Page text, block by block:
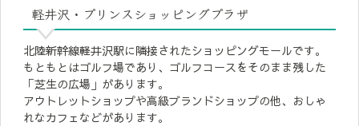
軽井沢・プリンスショッピングプラザ
北陸新幹線軽井沢駅に隣接されたショッピングモールです。
もともとはゴルフ場であり、ゴルフコースをそのまま残した
「芝生の広場」があります。
アウトレットショップや高級ブランドショップの他、おしゃ
れなカフェなどがあります。